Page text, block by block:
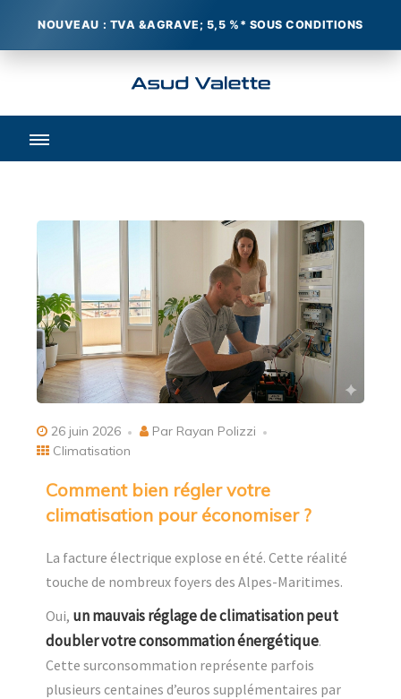
26 juin 2026
Par Rayan Polizzi
Climatisation
Comment bien régler votre
climatisation pour économiser ?
La facture électrique explose en été. Cette réalité
touche de nombreux foyers des Alpes-Maritimes.
Oui, un mauvais réglage de climatisation peut
doubler votre consommation énergétique.
Cette surconsommation représente parfois
plusieurs centaines d’euros supplémentaires par